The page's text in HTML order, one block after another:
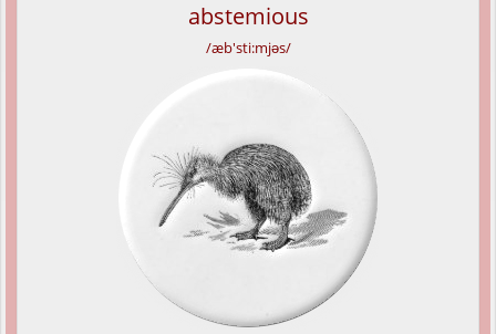
abstemious
/æb'sti:mjəs/